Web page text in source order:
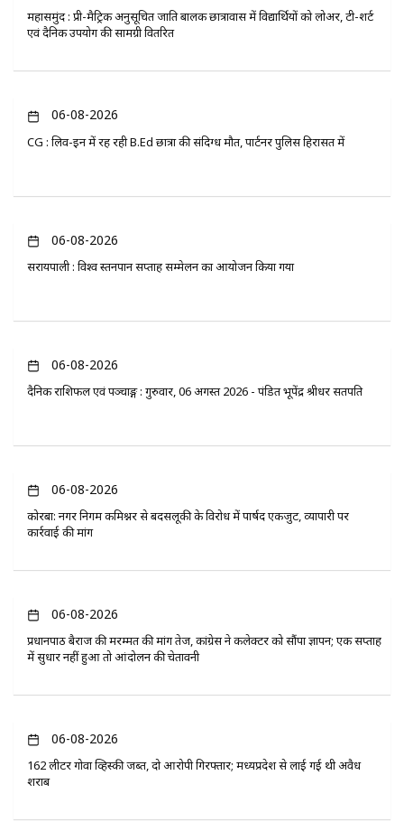
महासमुंद : प्री-मैट्रिक अनुसूचित जाति बालक छात्रावास में विद्यार्थियों को लोअर, टी-शर्ट
एवं दैनिक उपयोग की सामग्री वितरित
06-08-2026
CG : लिव-इन में रह रही B.Ed छात्रा की संदिग्ध मौत, पार्टनर पुलिस हिरासत में
06-08-2026
सरायपाली : विश्व स्तनपान सप्ताह सम्मेलन का आयोजन किया गया
06-08-2026
दैनिक राशिफल एवं पञ्चाङ्ग : गुरुवार, 06 अगस्त 2026 - पंडित भूपेंद्र श्रीधर सतपति
06-08-2026
कोरबा: नगर निगम कमिश्नर से बदसलूकी के विरोध में पार्षद एकजुट, व्यापारी पर
कार्रवाई की मांग
06-08-2026
प्रधानपाठ बैराज की मरम्मत की मांग तेज, कांग्रेस ने कलेक्टर को सौंपा ज्ञापन; एक सप्ताह
में सुधार नहीं हुआ तो आंदोलन की चेतावनी
06-08-2026
162 लीटर गोवा व्हिस्की जब्त, दो आरोपी गिरफ्तार; मध्यप्रदेश से लाई गई थी अवैध
शराब